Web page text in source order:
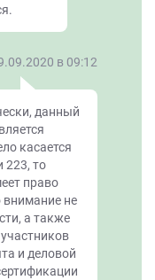
в 09:12
данный
касается
223, то
право
внимание не
а также
и деловой